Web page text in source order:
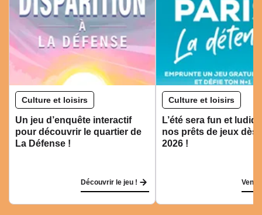
Culture et loisirs
Un jeu d’enquête interactif
pour découvrir le quartier de
La Défense !
Découvrir le jeu !
Culture et loisirs
L’été sera fun et
nos prêts de jeux dès
2026 !